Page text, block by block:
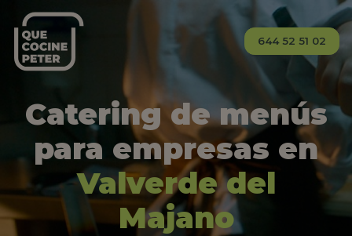
644 52 51 02
Catering de menús
para empresas en
Valverde del
Majano